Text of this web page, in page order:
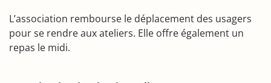
L’association rembourse le déplacement des usagers
pour se rendre aux ateliers. Elle offre également un
repas le midi.